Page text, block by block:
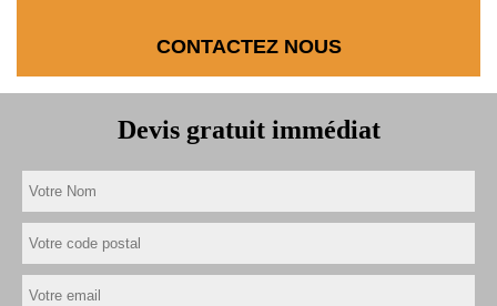
CONTACTEZ NOUS
Devis gratuit immédiat